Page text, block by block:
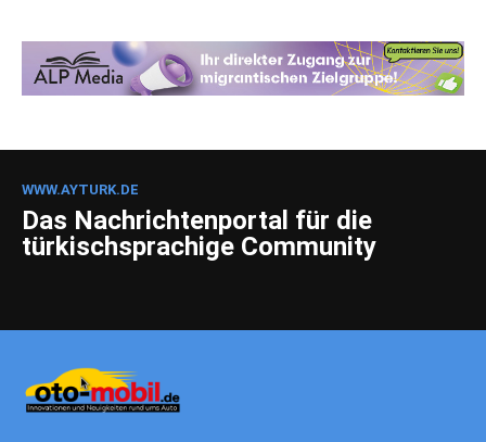
WWW.AYTURK.DE
Das Nachrichtenportal für die
türkischsprachige Community